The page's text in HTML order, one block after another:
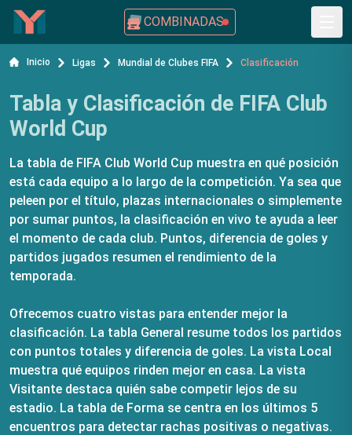
COMBINADAS
Inicio Ligas Mundial de Clubes FIFA Clasificación
Tabla y Clasificación de FIFA Club
World Cup
La tabla de FIFA Club World Cup muestra en qué posición
está cada equipo a lo largo de la competición. Ya sea que
peleen por el título, plazas internacionales o simplemente
por sumar puntos, la clasificación en vivo te ayuda a leer
el momento de cada club. Puntos, diferencia de goles y
partidos jugados resumen el rendimiento de la
temporada.
Ofrecemos cuatro vistas para entender mejor la
clasificación. La tabla General resume todos los partidos
con puntos totales y diferencia de goles. La vista Local
muestra qué equipos rinden mejor en casa. La vista
Visitante destaca quién sabe competir lejos de su
estadio. La tabla de Forma se centra en los últimos 5
encuentros para detectar rachas positivas o negativas.